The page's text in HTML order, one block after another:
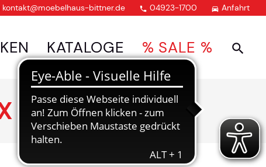
kontakt@moebelhaus-bittner.de  04923-1700  Anfahrt
KATALOGE % SALE %